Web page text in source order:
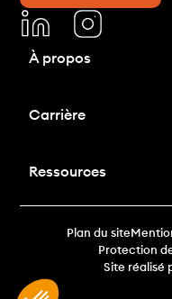
À propos
Carrière
Ressources
Plan du site
Protection
Site réalisé